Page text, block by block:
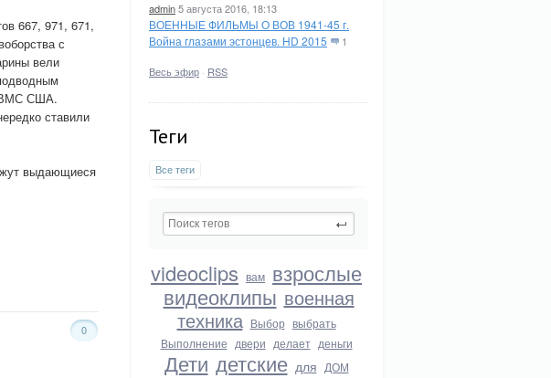
admin5 августа 2016, 18:13
ВОЕННЫЕ ФИЛЬМЫ О ВОВ 1941-45 г.
Война глазами эстонцев. HD 2015
1
Весь эфир · RSS
Теги
Все теги
videoclips вам взрослые
видеоклипы военная
техника Выбор выбрать
Выполнение двери делает деньги
Дети детские для ДОМ
667, 971, 671,
с
вели
ВМС США.
ставили
выдающиеся
0